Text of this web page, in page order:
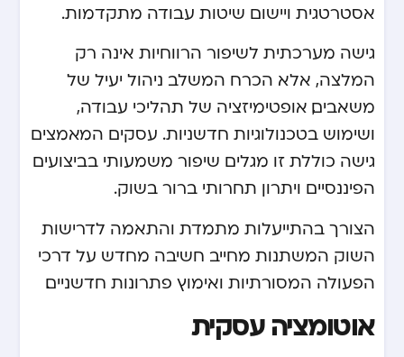
אסטרטגית ויישום שיטות עבודה מתקדמות.
גישה מערכתית לשיפור הרווחיות אינה רק
המלצה, אלא הכרח המשלב ניהול יעיל של
משאבים, אופטימיזציה של תהליכי עבודה,
ושימוש בטכנולוגיות חדשניות. עסקים המאמצים
גישה כוללת זו מגלים שיפור משמעותי בביצועים
הפיננסיים ויתרון תחרותי ברור בשוק.
הצורך בהתייעלות מתמדת והתאמה לדרישות
השוק המשתנות מחייב חשיבה מחדש על דרכי
הפעולה המסורתיות ואימוץ פתרונות חדשניים.
אוטומציה עסקית